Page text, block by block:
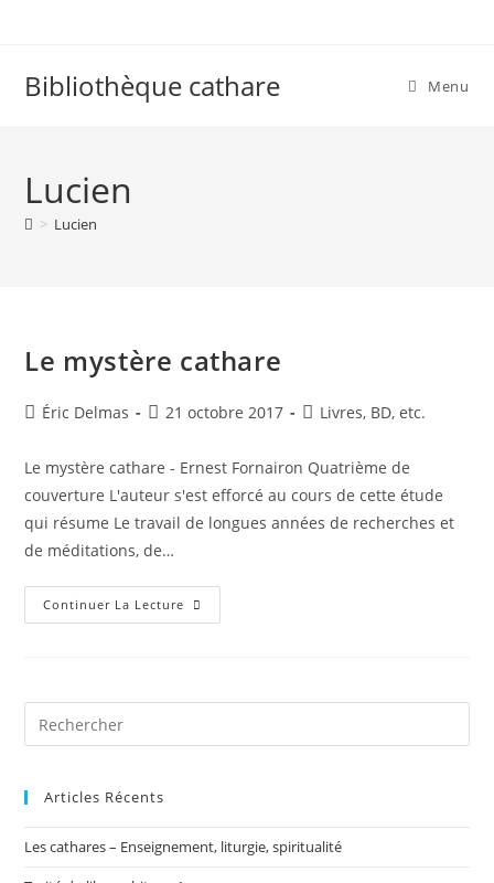
Bibliothèque cathare Menu
Lucien
> Lucien
Le mystère cathare
Auteur/autrice
la
publication :
Éric Delmas
Publication
21 octobre 2017
PostLivres, BD, etc.
Le mystère cathare - Ernest Fornairon Quatrième de
couverture L'auteur s'est efforcé au cours de cette étude
qui résume Le travail de longues années de recherches et
de méditations, de…
Continuer La Lecture Le
Mystère
Articles Récents
Les cathares – Enseignement, liturgie, spiritualité